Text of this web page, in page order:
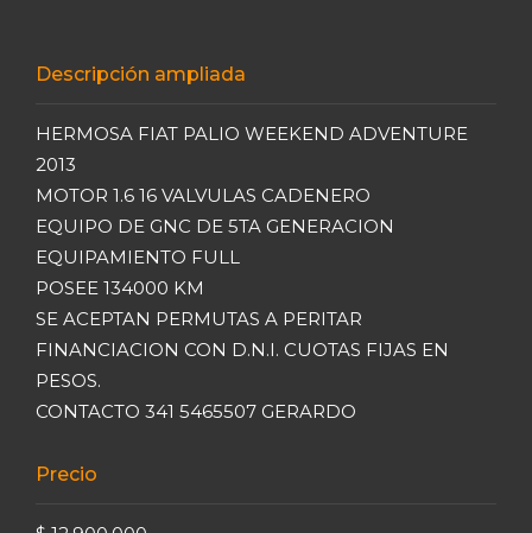
Descripción ampliada
HERMOSA FIAT PALIO WEEKEND ADVENTURE
2013
MOTOR 1.6 16 VALVULAS CADENERO
EQUIPO DE GNC DE 5TA GENERACION
EQUIPAMIENTO FULL
POSEE 134000 KM
SE ACEPTAN PERMUTAS A PERITAR
FINANCIACION CON D.N.I. CUOTAS FIJAS EN
PESOS.
CONTACTO 341 5465507 GERARDO
Precio